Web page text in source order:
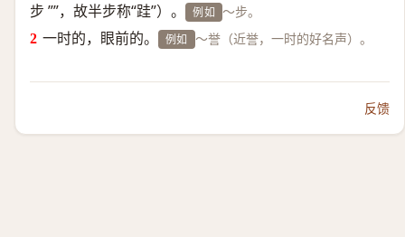
步 ””，故半步称“跬”）。
例如 ～步。
一时的，眼前的。 例如 ～誉（近誉，一时的好名声）。
反馈